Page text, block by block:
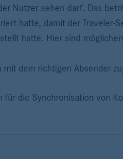
Nutzer sehen darf. Das
hatte, damit der Traveler-
hatte. Hier sind
mit dem richtigen Absender
für die Synchronisation von